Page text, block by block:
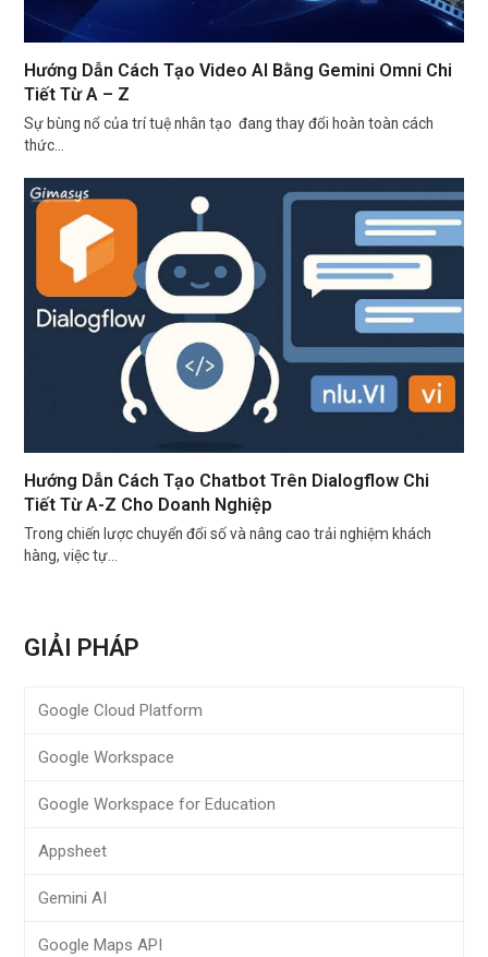
Hướng Dẫn Cách Tạo Video AI Bằng Gemini Omni Chi
Tiết Từ A – Z
Sự bùng nổ của trí tuệ nhân tạo đang thay đổi hoàn toàn cách
thức…
Hướng Dẫn Cách Tạo Chatbot Trên Dialogflow Chi
Tiết Từ A-Z Cho Doanh Nghiệp
Trong chiến lược chuyển đổi số và nâng cao trải nghiệm khách
hàng, việc tự…
GIẢI PHÁP
Google Cloud Platform
Google Workspace
Google Workspace for Education
Appsheet
Gemini AI
Google Maps API